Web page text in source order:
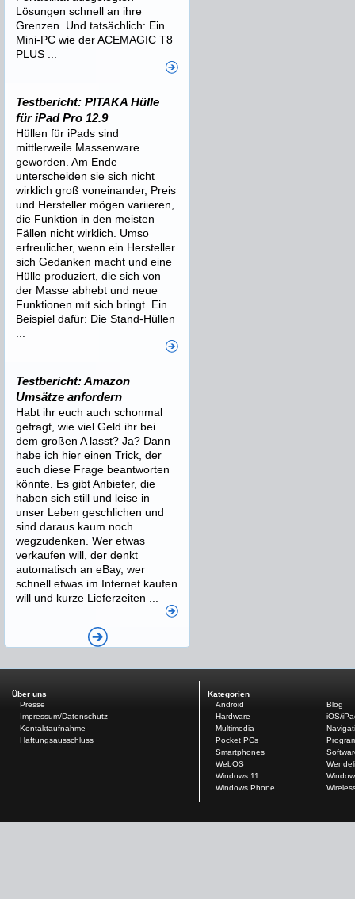
Lösungen schnell an ihre
Grenzen. Und tatsächlich: Ein
Mini-PC wie der ACEMAGIC T8
PLUS ...
Testbericht: PITAKA Hülle
für iPad Pro 12.9
Hüllen für iPads sind
mittlerweile Massenware
geworden. Am Ende
unterscheiden sie sich nicht
wirklich groß voneinander, Preis
und Hersteller mögen variieren,
die Funktion in den meisten
Fällen nicht wirklich. Umso
erfreulicher, wenn ein Hersteller
sich Gedanken macht und eine
Hülle produziert, die sich von
der Masse abhebt und neue
Funktionen mit sich bringt. Ein
Beispiel dafür: Die Stand-Hüllen
Testbericht: Amazon
Umsätze anfordern
Habt ihr euch auch schonmal
gefragt, wie viel Geld ihr bei
dem großen A lasst? Ja? Dann
habe ich hier einen Trick, der
euch diese Frage beantworten
könnte. Es gibt Anbieter, die
haben sich still und leise in
unser Leben geschlichen und
sind daraus kaum noch
wegzudenken. Wer etwas
verkaufen will, der denkt
automatisch an eBay, wer
schnell etwas im Internet kaufen
will und kurze Lieferzeiten ...
Über uns
Presse
Impressum/Datenschutz
Kontaktaufnahme
Haftungsausschluss
Kategorien
Android
Blog
Hardware
iOS/
Multimedia
Pocket PCs
Smartphones
WebOS
Windows 11
Windows Phone